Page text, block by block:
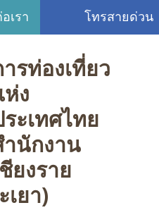
เรา โทรสายด่วน
รท่องเที่ยว
ง
ะเทศไทย
นักงาน
ยงราย
เยา)